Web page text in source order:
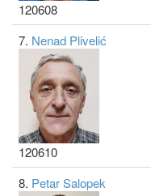
120608
7. Nenad Plivelić
120610
8. Petar Salopek